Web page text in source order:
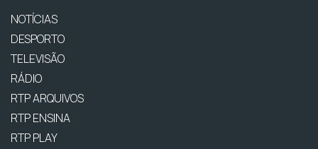
NOTÍCIAS
DESPORTO
TELEVISÃO
RÁDIO
RTP ARQUIVOS
RTP ENSINA
RTP PLAY